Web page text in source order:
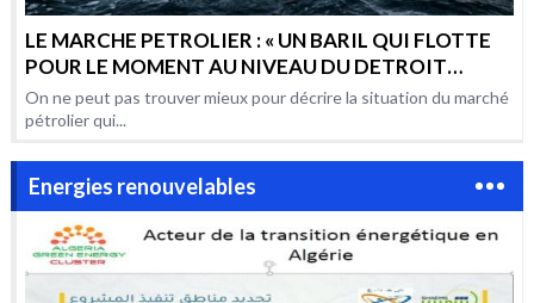
LE MARCHE PETROLIER : « UN BARIL QUI FLOTTE
POUR LE MOMENT AU NIVEAU DU DETROIT
D’HORMUZ, MAIS QUI RISQUE AUSSI BIEN DE
COULER QUE D’EXPLOSER »
On ne peut pas trouver mieux pour décrire la situation du marché
pétrolier qui...
Energies renouvelables